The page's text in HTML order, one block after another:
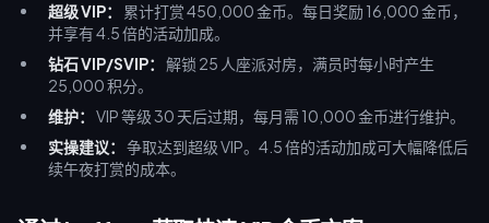
超级 VIP：
累计打赏 450,000 金币。每日奖励 16,000 金币，
并享有 4.5 倍的活动加成。
钻石 VIP/SVIP：
解锁 25 人座派对房，满员时每小时产生
25,000 积分。
维护：
VIP 等级 30 天后过期，每月需 10,000 金币进行维护。
实操建议：
争取达到超级 VIP。4.5 倍的活动加成可大幅降低后
续午夜打赏的成本。